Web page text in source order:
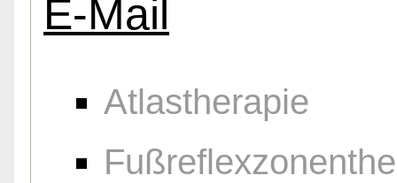
E-Mail
Atlastherapie